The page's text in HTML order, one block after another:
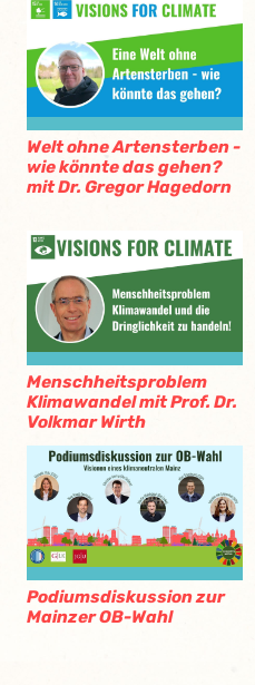
Welt ohne Artensterben -
wie könnte das gehen?
mit Dr. Gregor Hagedorn
Menschheitsproblem
Klimawandel mit Prof. Dr.
Volkmar Wirth
Podiumsdiskussion zur
Mainzer OB-Wahl